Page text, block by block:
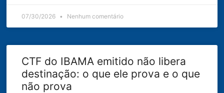
07/30/2026 Nenhum comentário
CTF do IBAMA emitido não libera
destinação: o que ele prova e o que
não prova